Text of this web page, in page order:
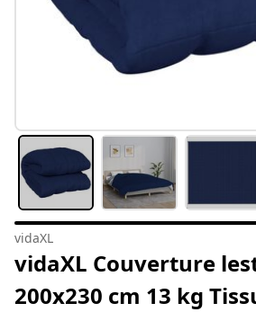
vidaXL
vidaXL Couverture
200x230 cm 13 kg